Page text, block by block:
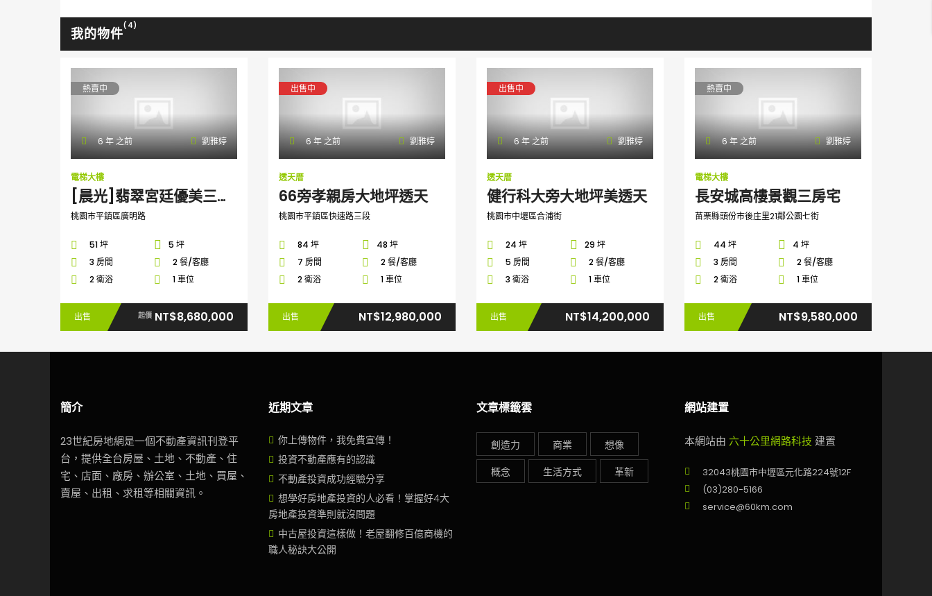
我的物件(4)
熱賣中
6 年 之前 劉雅婷
電梯大樓
[晨光]翡翠宮廷優美三房車
桃園市平鎮區廣明路
51 坪
5 坪
3 房間
2 餐/客廳
2 衛浴
1 車位
出售 起價 NT$8,680,000
出售中
6 年 之前 劉雅婷
透天厝
66旁孝親房大地坪透天
桃園市平鎮區快速路三段
84 坪
48 坪
7 房間
2 餐/客廳
2 衛浴
1 車位
出售 NT$12,980,000
出售中
6 年 之前 劉雅婷
透天厝
健行科大旁大地坪美透天
桃園市中壢區合浦街
24 坪
29 坪
5 房間
2 餐/客廳
3 衛浴
1 車位
出售 NT$14,200,000
熱賣中
6 年 之前 劉雅婷
電梯大樓
長安城高樓景觀三房宅
苗栗縣頭份市後庄里21鄰公園七街
44 坪
4 坪
3 房間
2 餐/客廳
2 衛浴
1 車位
出售 NT$9,580,000
簡介
23世紀房地網是一個不動產資訊刊登平
台，提供全台房屋、土地、不動產、住
宅、店面、廠房、辦公室、土地、買屋、
賣屋、出租、求租等相關資訊。
近期文章
你上傳物件，我免費宣傳！
投資不動產應有的認識
不動產投資成功經驗分享
想學好房地產投資的人必看！掌握好4大
房地產投資準則就沒問題
中古屋投資這樣做！老屋翻修百億商機的
職人秘訣大公開
文章標籤雲
創造力 商業
想像
概念
生活方式 革新
網站建置
本網站由 六十公里網路科技 建置
32043桃園市中壢區元化路224號12F
(03)280-5166
service@60km.com